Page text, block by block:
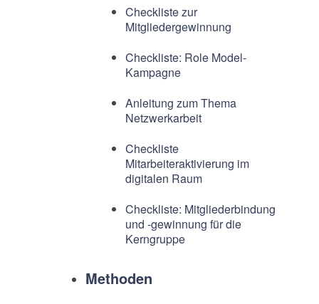
Checkliste zur
Mitgliedergewinnung
Checkliste: Role Model-
Kampagne
Anleitung zum Thema
Netzwerkarbeit
Checkliste
Mitarbeiteraktivierung im
digitalen Raum
Checkliste: Mitgliederbindung
und -gewinnung für die
Kerngruppe
Methoden